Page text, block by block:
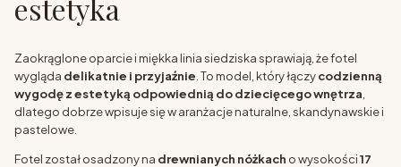
estetyka
Zaokrąglone oparcie i miękka linia siedziska sprawiają, że fotel
wygląda delikatnie i przyjaźnie . To model, który łączycodzienną
wygodę z estetyką odpowiednią do dziecięcego wnętrza
dlatego dobrze wpisuje się w aranżacje naturalne, skandynawskie i
pastelowe.
Fotel został osadzony na drewnianych nóżkach o wysokości17